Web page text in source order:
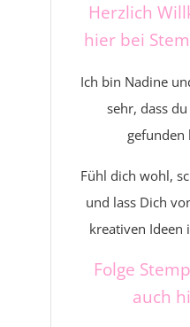
Herzlich
hier bei
Ich bin Nadine
sehr, dass
gefunden
Fühl dich wohl,
und lass Dich
kreativen Ideen
Folge
auch